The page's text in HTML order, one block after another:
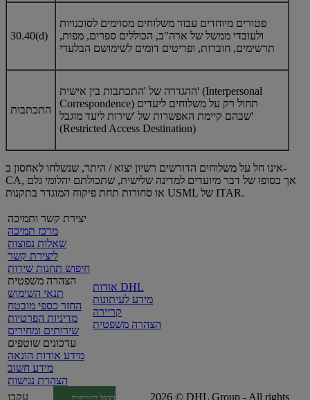
30.40(d)
פטורים מיוחדים עבור משלוחים מסוימים לסוכנויות
ולעובדי ממשל של ארה"ב, הכוללים ספרים, מפות,
תרשימים, חוברות, ופריטים דומים לשימושם הבלעדי
התכתבות
ההגדרה של 'התכתבות בין אישית' (Interpersonal
Correspondence) תחול רק על משלוחים ליעדים
שבהם קיימת האפשרות של 'שירות ליעד מוגבל'
(Restricted Access Destination)
אינו חל על משלוחים הדורשים רשיון יצוא / היתר, שנשלחו לאחסון ב-
CA, אך בסופו של דבר מיועדים למדינה שלישית, שתכולתם יהלומי גלם
או סחורות תחת פיקוח המוגדר בתקנות USML של ITAR.
יצירת קשר ותמיכה
מרכז תמיכה
שאלות נפוצות
ליצירת קשר
חיפוש תחנות שירות
הצהרה משפטית
תנאי השימוש
החזר כספי מובטח
מדיניות הפרטיות
שירותים ומחירים
עדכונים שוטפים
מידע אודות הונאה
מידע חשוב
הצהרת נגישות
אודות DHL
מידע לעיתונות
קריירה
הצהרה משפטית
עקבו
ניהול העדפות
2026 © DHL Group - All rights